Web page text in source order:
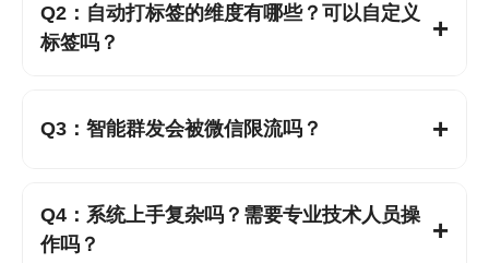
咨询等常见私域场景问题，可根据你的行业需求定制
识别话术，覆盖90%以上常见咨询。
Q2：自动打标签的维度有哪些？可以自定义
标签吗？
能力等多维度自动打标签，同时支持根据你的运营需
Q3：智能群发会被微信限流吗？
免高频、盲目群发，有效降低限流风险，保障触达效
果。
Q4：系统上手复杂吗？需要专业技术人员操
作吗？